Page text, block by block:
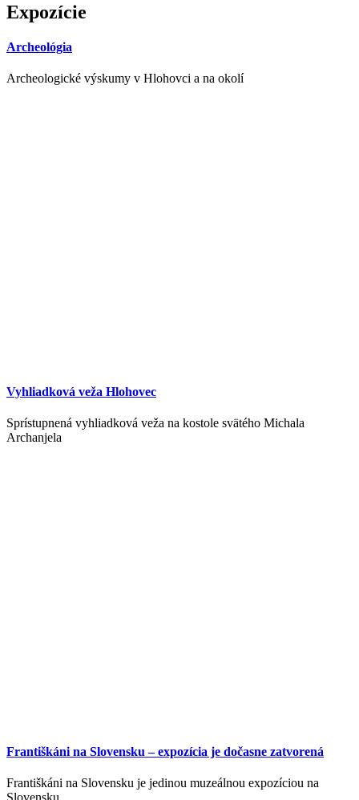
Expozície
Archeológia
Archeologické výskumy v Hlohovci a na okolí
Vyhliadková veža Hlohovec
Sprístupnená vyhliadková veža na kostole svätého Michala
Archanjela
Františkáni na Slovensku – expozícia je dočasne zatvorená
Františkáni na Slovensku je jedinou muzeálnou expozíciou na